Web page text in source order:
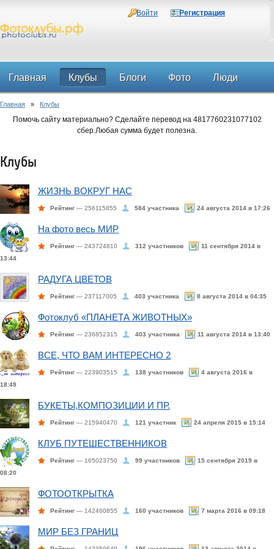
Войти Регистрация
Главная Клубы Блоги Фото Люди
Форум
Главная » Клубы
Помочь сайту материально? Сделайте перевод на 4817760231077102
сбер.Любая сумма будет полезна.
Клубы
ЖИЗНЬ ВОКРУГ НАС
Рейтинг — 256115855 584 участника 24 августа 2014 в 17:26
На фото весь МИР
Рейтинг — 243724810 312 участников
11 сентября 2014 в
13:44
РАДУГА ЦВЕТОВ
Рейтинг — 237117005 403 участника 8 августа 2014 в 04:35
Фотоклуб «ПЛАНЕТА ЖИВОТНЫХ»
Рейтинг — 236852315 403 участника 11 августа 2014 в 13:40
ВСЕ, ЧТО ВАМ ИНТЕРЕСНО 2
Рейтинг — 223903515 138 участников
4 августа 2016 в
18:49
БУКЕТЫ,КОМПОЗИЦИИ И ПР.
Рейтинг — 215940470 121 участник 24 апреля 2015 в 15:14
КЛУБ ПУТЕШЕСТВЕННИКОВ
Рейтинг — 165023750 99 участников
15 сентября 2019 в
08:20
ФОТООТКРЫТКА
Рейтинг — 142460855 160 участников 7 марта 2016 в 09:18
МИР БЕЗ ГРАНИЦ